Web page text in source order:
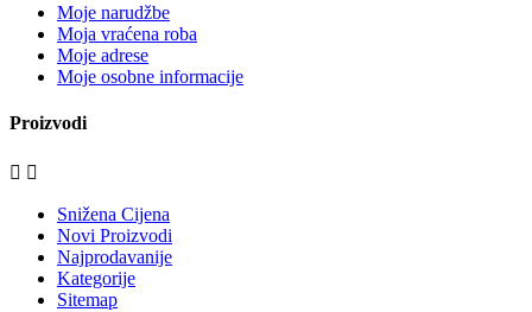
Moje narudžbe
Moja vraćena roba
Moje adrese
Moje osobne informacije
Proizvodi
 
Snižena Cijena
Novi Proizvodi
Najprodavanije
Kategorije
Sitemap